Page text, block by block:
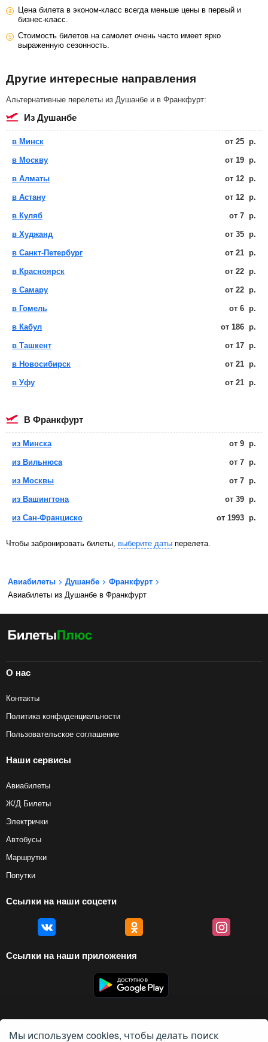
Цена билета в эконом-класс всегда меньше цены в первый и
бизнес-класс.
Стоимость билетов на самолет очень часто имеет ярко
выраженную сезонность.
Другие интересные направления
Альтернативные перелеты из Душанбе и в Франкфурт:
из Душанбе
в Минск от 25 р.
в Москву от 19 р.
в Алматы от 12 р.
в Астану от 12 р.
в Куляб от 7 р.
в Худжанд от 35 р.
в Санкт-Петербург от 21 р.
в Красноярск от 22 р.
в Самару от 22 р.
в Гомель от 6 р.
в Кабул от 186 р.
в Ташкент от 17 р.
в Новосибирск от 21 р.
в Уфу от 21 р.
в Франкфурт
из Минска от 9 р.
из Вильнюса от 7 р.
из Москвы от 7 р.
из Вашингтона от 39 р.
из Сан-Франциско от 1993 р.
Чтобы забронировать билеты, выберите даты перелета.
Авиабилеты Душанбе
Франкфурт
Авиабилеты из Душанбе в Франкфурт
О нас
Контакты
Политика конфиденциальности
Пользовательское соглашение
Наши сервисы
Авиабилеты
Ж/Д Билеты
Электрички
Автобусы
Маршрутки
Попутки
Ссылки на наши соцсети
Ссылки на наши приложения
© 2012 — 2026, Biletyplus, ООО «Инновэйтив Трэвел Текнолоджиз». Все
Мы используем cookies, чтобы делать поиск